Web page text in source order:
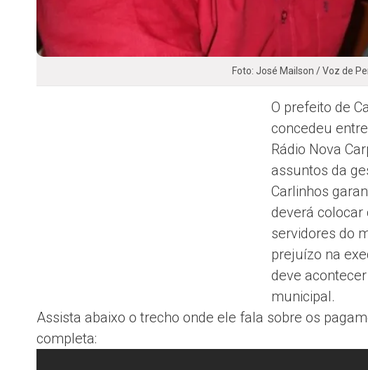
Foto: José Mailson / Voz de
O prefeito de
concedeu
Rádio Nova
assuntos da
Carlinhos
deverá colocar
servidores do
prejuízo na
deve
municipal.
Assista abaixo o trecho onde ele fala sobre os
completa: